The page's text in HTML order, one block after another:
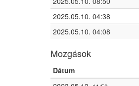
2025.05.10. 04:38
2025.05.10. 04:08
Mozgások
Dátum